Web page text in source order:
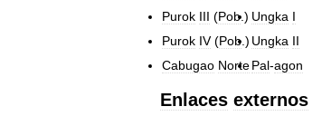
Purok III (Pob.)
Purok IV(Pob .)
Cabugao Norte
Ungka I
Ungka II
Pal-agon
Enlaces externos